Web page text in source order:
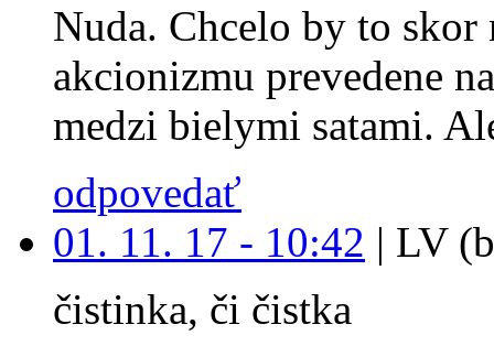
Nuda. Chcelo by to
akcionizmu prevedene
medzi bielymi satami.
odpovedať
01. 11. 17 - 10:42 | LV
čistinka, či čistka